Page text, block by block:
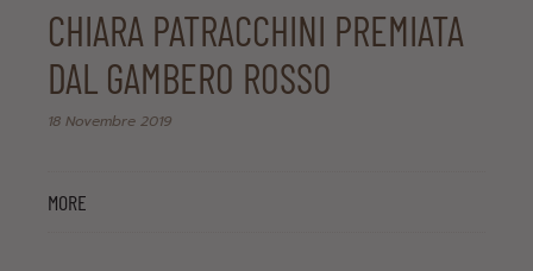
CHIARA PATRACCHINI PREMIATA
DAL GAMBERO ROSSO
18 Novembre 2019
MORE